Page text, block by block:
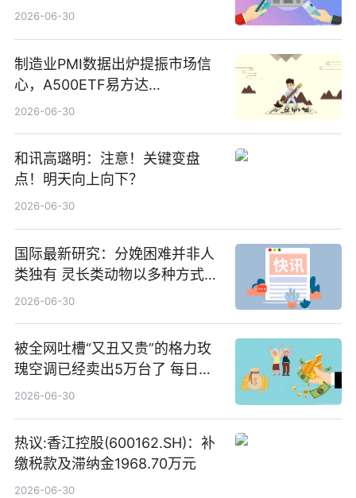
2026-06-30
制造业PMI数据出炉提振市场信
心，A500ETF易方达
（159361）昨日“吸金”1.7亿元-
2026-06-30
和讯高璐明：注意！关键变盘
点！明天向上向下？
2026-06-30
国际最新研究：分娩困难并非人
类独有 灵长类动物以多种方式演
化|最新消息
2026-06-30
被全网吐槽“又丑又贵”的格力玫
瑰空调已经卖出5万台了 每日热
文
2026-06-30
热议:香江控股(600162.SH)：补
缴税款及滞纳金1968.70万元
2026-06-30